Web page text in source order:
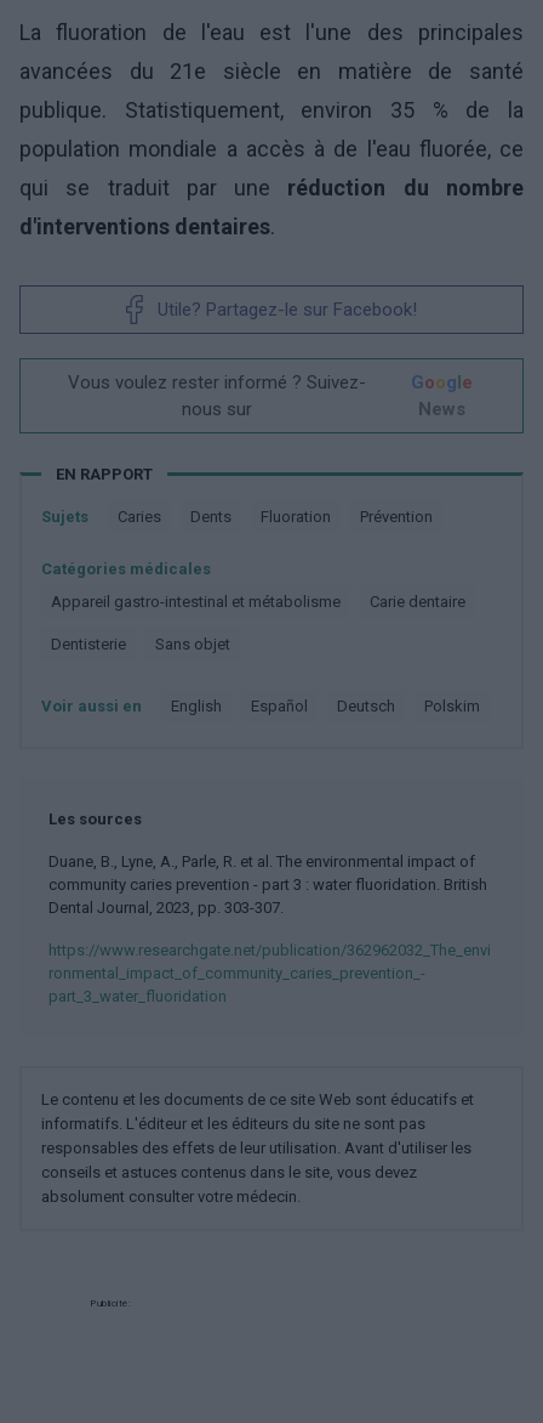
La fluoration de l'eau est l'une des principales
avancées du 21e siècle en matière de santé
publique. Statistiquement, environ 35 % de la
population mondiale a accès à de l'eau fluorée, ce
qui se traduit par une réduction du nombre
d'interventions dentaires.
Utile? Partagez-le sur Facebook!
Vous voulez rester informé ? Suivez-
nous sur
Google
News
EN RAPPORT
Sujets Caries Dents Fluoration Prévention
Catégories médicales
Appareil gastro-intestinal et métabolisme
Carie dentaire
Dentisterie Sans objet
Voir aussi en english español deutsch polskim
Les sources
Duane, B., Lyne, A., Parle, R. et al. The environmental impact of
community caries prevention - part 3 : water fluoridation. British
Dental Journal, 2023, pp. 303-307.
https://www.researchgate.net/publication/362962032_The_envi
ronmental_impact_of_community_caries_prevention_-
part_3_water_fluoridation
Le contenu et les documents de ce site Web sont éducatifs et
informatifs. L'éditeur et les éditeurs du site ne sont pas
responsables des effets de leur utilisation. Avant d'utiliser les
conseils et astuces contenus dans le site, vous devez
absolument consulter votre médecin.
Publicité: